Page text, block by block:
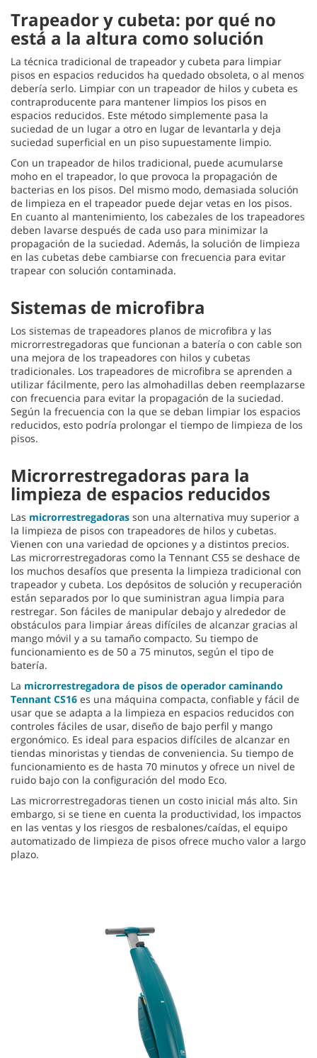
Trapeador y cubeta: por qué no
está a la altura como solución
La técnica tradicional de trapeador y cubeta para limpiar
pisos en espacios reducidos ha quedado obsoleta, o al menos
debería serlo. Limpiar con un trapeador de hilos y cubeta es
contraproducente para mantener limpios los pisos en
espacios reducidos. Este método simplemente pasa la
suciedad de un lugar a otro en lugar de levantarla y deja
suciedad superficial en un piso supuestamente limpio.
Con un trapeador de hilos tradicional, puede acumularse
moho en el trapeador, lo que provoca la propagación de
bacterias en los pisos. Del mismo modo, demasiada solución
de limpieza en el trapeador puede dejar vetas en los pisos.
En cuanto al mantenimiento, los cabezales de los trapeadores
deben lavarse después de cada uso para minimizar la
propagación de la suciedad. Además, la solución de limpieza
en las cubetas debe cambiarse con frecuencia para evitar
trapear con solución contaminada.
Sistemas de microfibra
Los sistemas de trapeadores planos de microfibra y las
microrrestregadoras que funcionan a batería o con cable son
una mejora de los trapeadores con hilos y cubetas
tradicionales. Los trapeadores de microfibra se aprenden a
utilizar fácilmente, pero las almohadillas deben reemplazarse
con frecuencia para evitar la propagación de la suciedad.
Según la frecuencia con la que se deban limpiar los espacios
reducidos, esto podría prolongar el tiempo de limpieza de los
pisos.
Microrrestregadoras para la
limpieza de espacios reducidos
Las microrrestregadoras son una alternativa muy superior a
la limpieza de pisos con trapeadores de hilos y cubetas.
Vienen con una variedad de opciones y a distintos precios.
Las microrrestregadoras como la Tennant CS5 se deshace de
los muchos desafíos que presenta la limpieza tradicional con
trapeador y cubeta. Los depósitos de solución y recuperación
están separados por lo que suministran agua limpia para
restregar. Son fáciles de manipular debajo y alrededor de
obstáculos para limpiar áreas difíciles de alcanzar gracias al
mango móvil y a su tamaño compacto. Su tiempo de
funcionamiento es de 50 a 75 minutos, según el tipo de
batería.
La microrrestregadora de pisos de operador caminando
Tennant CS16 es una máquina compacta, confiable y fácil de
usar que se adapta a la limpieza en espacios reducidos con
controles fáciles de usar, diseño de bajo perfil y mango
ergonómico. Es ideal para espacios difíciles de alcanzar en
tiendas minoristas y tiendas de conveniencia. Su tiempo de
funcionamiento es de hasta 70 minutos y ofrece un nivel de
ruido bajo con la configuración del modo Eco.
Las microrrestregadoras tienen un costo inicial más alto. Sin
embargo, si se tiene en cuenta la productividad, los impactos
en las ventas y los riesgos de resbalones/caídas, el equipo
automatizado de limpieza de pisos ofrece mucho valor a largo
plazo.